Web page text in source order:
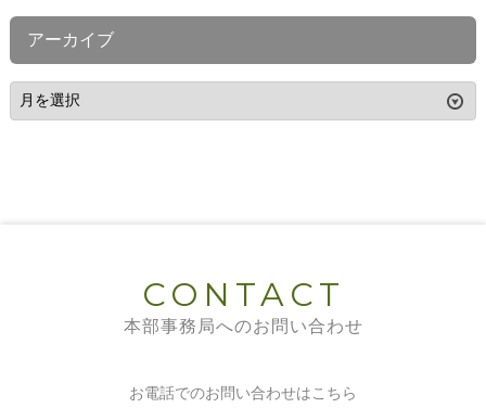
アーカイブ
CONTACT
本部事務局へのお問い合わせ
お電話でのお問い合わせはこちら